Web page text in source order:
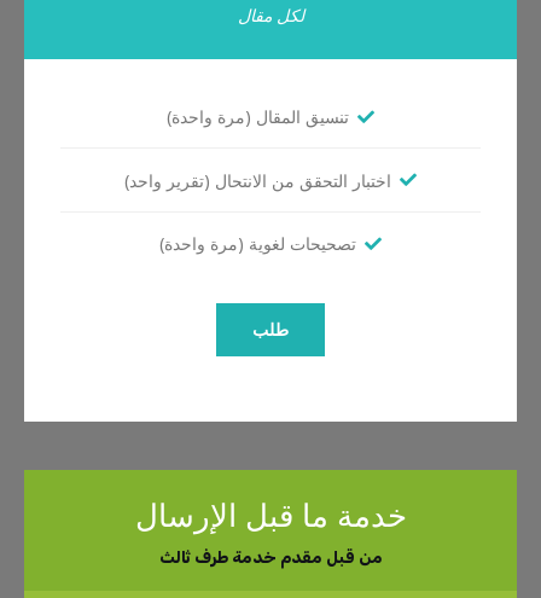
لكل مقال
تنسيق المقال (مرة واحدة)
اختبار التحقق من الانتحال (تقرير واحد)
تصحيحات لغوية (مرة واحدة)
طلب
خدمة ما قبل الإرسال
من قبل مقدم خدمة طرف ثالث